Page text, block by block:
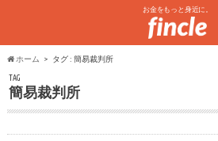
お金をもっと身近に。
ホーム タグ : 簡易裁判所
TAG
簡易裁判所